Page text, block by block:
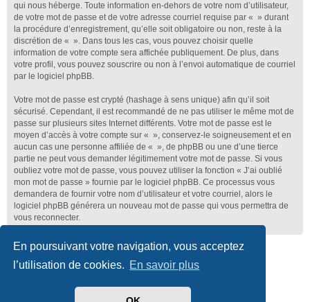
En poursuivant votre navigation, vous acceptez
l’utilisation de cookies. En savoir plus
qui nous héberge. Toute information en-dehors de votre nom d’utilisateur,
de votre mot de passe et de votre adresse courriel requise par « » durant
la procédure d’enregistrement, qu’elle soit obligatoire ou non, reste à la
discrétion de « ». Dans tous les cas, vous pouvez choisir quelle
information de votre compte sera affichée publiquement. De plus, dans
votre profil, vous pouvez souscrire ou non à l’envoi automatique de courriel
par le logiciel phpBB.
Votre mot de passe est crypté (hashage à sens unique) afin qu’il soit
sécurisé. Cependant, il est recommandé de ne pas utiliser le même mot de
passe sur plusieurs sites Internet différents. Votre mot de passe est le
moyen d’accès à votre compte sur « », conservez-le soigneusement et en
aucun cas une personne affiliée de « », de phpBB ou une d’une tierce
partie ne peut vous demander légitimement votre mot de passe. Si vous
oubliez votre mot de passe, vous pouvez utiliser la fonction « J’ai oublié
mon mot de passe » fournie par le logiciel phpBB. Ce processus vous
demandera de fournir votre nom d’utilisateur et votre courriel, alors le
logiciel phpBB générera un nouveau mot de passe qui vous permettra de
vous reconnecter.